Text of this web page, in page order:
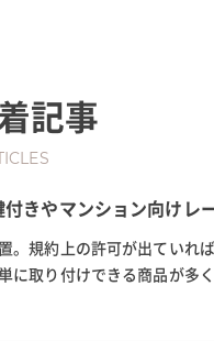
記事
付きやマンション向けレ
。規約上の許可が出ていれ
に取り付けできる商品が多
たい人に向...